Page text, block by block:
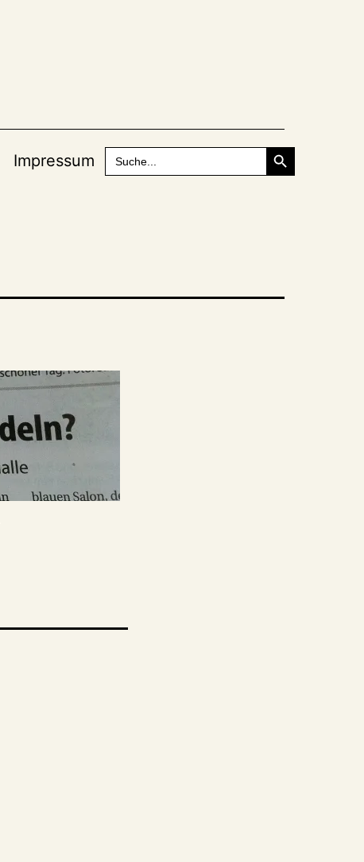
Impressum
Search
for:
Search Button